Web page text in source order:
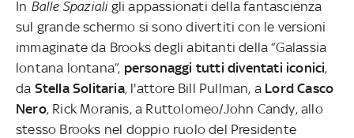
In Balle Spazialigli appassionati della fantascienza
sul grande schermo si sono divertiti con le versioni
immaginate da Brooks degli abitanti della “Galassia
lontana lontana”, personaggi tutti diventati iconici,
da Stella Solitaria, l'attore Bill Pullman, a Lord Casco
Nero, Rick Moranis, a Ruttolomeo/John Candy, allo
stesso Brooks nel doppio ruolo del Presidente